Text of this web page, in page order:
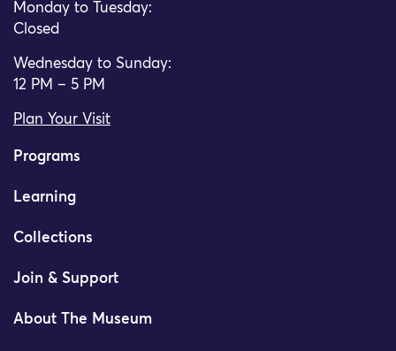
Monday to Tuesday:
Closed
Wednesday to Sunday:
12 PM – 5 PM
Plan Your Visit
Programs
Learning
Collections
Join & Support
About The Museum